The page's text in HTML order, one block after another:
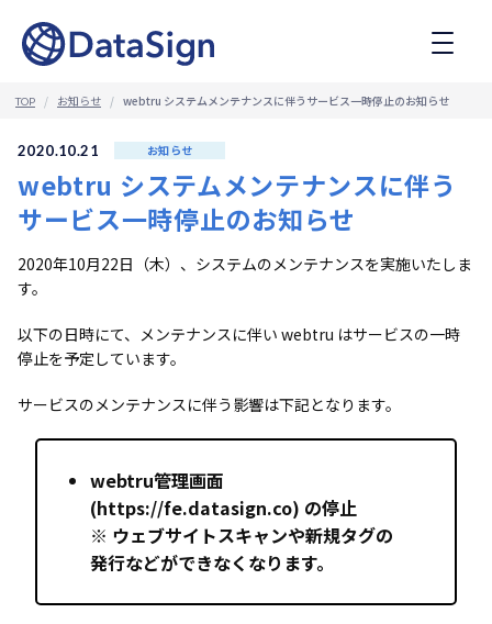
TOP お知らせ webtru システムメンテナンスに伴うサービス一時停止のお知らせ
2020.10.21 お知らせ
webtru システムメンテナンスに伴う
サービス一時停止のお知らせ
2020年10月22日（木）、システムのメンテナンスを実施いたしま
す。
以下の日時にて、メンテナンスに伴い webtru はサービスの一時
停止を予定しています。
サービスのメンテナンスに伴う影響は下記となります。
webtru管理画面
(https://fe.datasign.co) の停止
※ ウェブサイトスキャンや新規タグの
発行などができなくなります。